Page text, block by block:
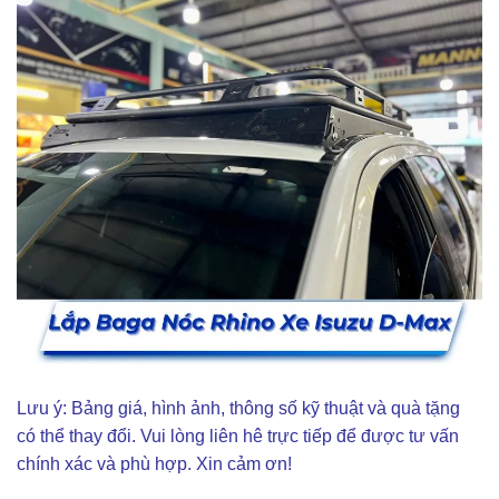
Lưu ý: Bảng giá, hình ảnh, thông số kỹ thuật và quà tặng
có thể thay đổi. Vui lòng liên hê trực tiếp để được tư vấn
chính xác và phù hợp. Xin cảm ơn!